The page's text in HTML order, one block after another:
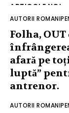
ARTICOLE NOI
AUTORII
Folha, OUT
afară pe
luptă”
antrenor.
AUTORII